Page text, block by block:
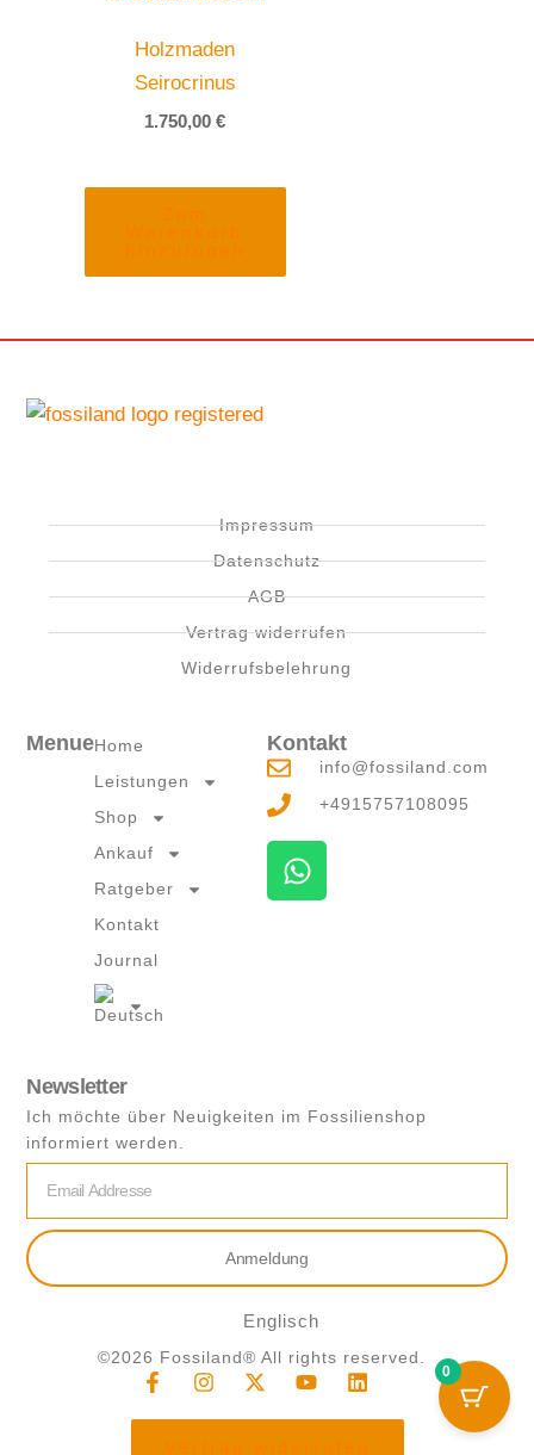
Holzmaden
Seirocrinus
1.750,00€
Impressum
Datenschutz
AGB
Vertrag widerrufen
Widerrufsbelehrung
MenueHome
Leistungen
Shop
Ankauf
Ratgeber
Kontakt
Journal
Kontakt
info@fossiland.com
+4915757108095
W
h
Newsletter
Ich möchte über Neuigkeiten im Fossilienshop
informiert werden.
Anmeldung
©2026 Fossiland® All rights reserved.
Englisch
F
c
I
s
X
t
Y
u
L
n
0